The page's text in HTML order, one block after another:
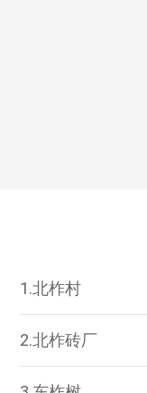
1.北柞村
2.北柞砖厂